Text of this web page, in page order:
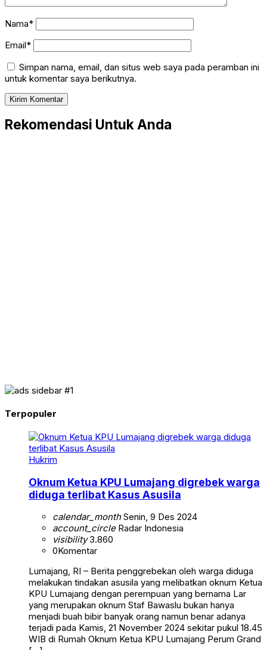
Nama*
Email*
Simpan nama, email, dan situs web saya pada peramban ini
untuk komentar saya berikutnya.
Rekomendasi Untuk Anda
Terpopuler
Hukrim
Oknum Ketua KPU Lumajang digrebek warga
diduga terlibat Kasus Asusila
calendar_monthSenin, 9 Des 2024
account_circleRadar Indonesia
visibility3.860
0Komentar
Lumajang, RI – Berita penggrebekan oleh warga diduga
melakukan tindakan asusila yang melibatkan oknum Ketua
KPU Lumajang dengan perempuan yang bernama Lar
yang merupakan oknum Staf Bawaslu bukan hanya
menjadi buah bibir banyak orang namun benar adanya
terjadi pada Kamis, 21 November 2024 sekitar pukul 18.45
WIB di Rumah Oknum Ketua KPU Lumajang Perum Grand